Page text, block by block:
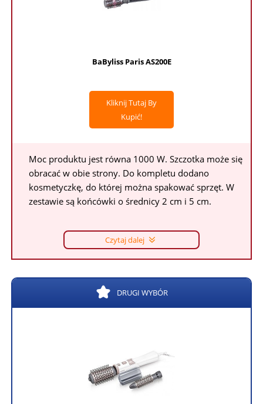
BaByliss Paris AS200E
Kliknij Tutaj By
Kupić!
Moc produktu jest równa 1000 W. Szczotka może się
obracać w obie strony. Do kompletu dodano
kosmetyczkę, do której można spakować sprzęt. W
zestawie są końcówki o średnicy 2 cm i 5 cm.
Czytaj dalej
DRUGI WYBÓR